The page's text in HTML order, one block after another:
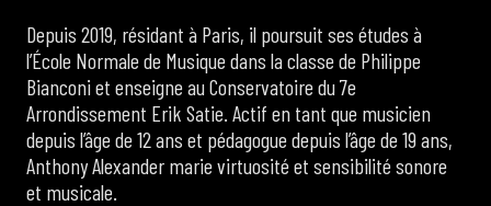
Depuis 2019, résidant à Paris, il poursuit ses études à
l’École Normale de Musique dans la classe de Philippe
Bianconi et enseigne au Conservatoire du 7e
Arrondissement Erik Satie. Actif en tant que musicien
depuis l’âge de 12 ans et pédagogue depuis l’âge de 19 ans,
Anthony Alexander marie virtuosité et sensibilité sonore
et musicale.